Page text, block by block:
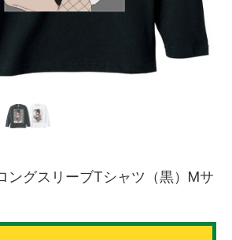
ングスリーブTシャツ（黒）Mサ